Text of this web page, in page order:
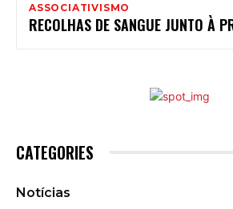
ASSOCIATIVISMO
RECOLHAS DE SANGUE JUNTO À
CATEGORIES
Notícias